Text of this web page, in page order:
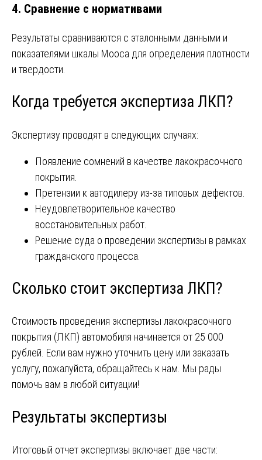
4. Сравнение с нормативами
Результаты сравниваются с эталонными данными и
показателями шкалы Мооса для определения плотности
и твердости.
Когда требуется экспертиза ЛКП?
Экспертизу проводят в следующих случаях:
Появление сомнений в качестве лакокрасочного
покрытия.
Претензии к автодилеру из-за типовых дефектов.
Неудовлетворительное качество
восстановительных работ.
Решение суда о проведении экспертизы в рамках
гражданского процесса.
Сколько стоит экспертиза ЛКП?
Стоимость проведения экспертизы лакокрасочного
покрытия (ЛКП) автомобиля начинается от 25 000
рублей. Если вам нужно уточнить цену или заказать
услугу, пожалуйста, обращайтесь к нам. Мы рады
помочь вам в любой ситуации!
Результаты экспертизы
Итоговый отчет экспертизы включает две части: